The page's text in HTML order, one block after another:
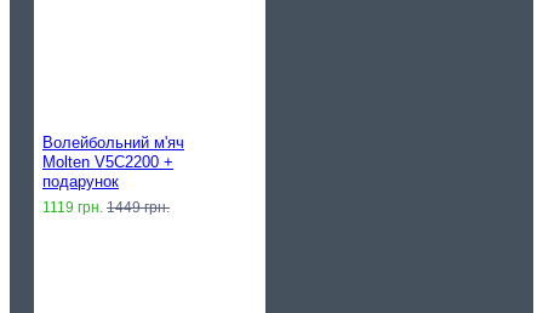
Волейбольний м'яч
Molten V5C2200 +
подарунок
1119 грн. 1449 грн.